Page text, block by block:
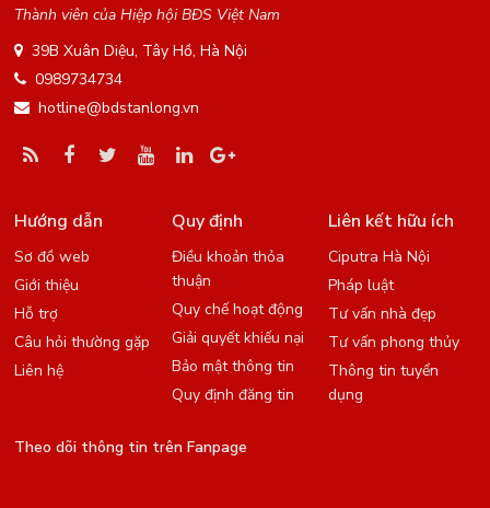
Thành viên của Hiệp hội BĐS Việt Nam
39B Xuân Diệu, Tây Hồ, Hà Nội
0989734734
hotline@bdstanlong.vn
Hướng dẫn
Sơ đồ web
Giới thiệu
Hỗ trợ
Câu hỏi thường gặp
Liên hệ
Quy định
Điều khoản thỏa
thuận
Quy chế hoạt động
Giải quyết khiếu nại
Bảo mật thông tin
Quy định đăng tin
Liên kết hữu ích
Ciputra Hà Nội
Pháp luật
Tư vấn nhà đẹp
Tư vấn phong thủy
Thông tin tuyển
dụng
Theo dõi thông tin trên Fanpage